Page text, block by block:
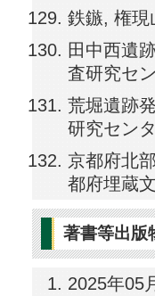
鉄鏃, 権現
田中西遺
査研究セ
荒堀遺跡
研究セン
京都府北
都府埋蔵
著書等出版
2025年05